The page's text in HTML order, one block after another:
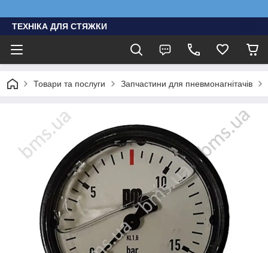
ТЕХНІКА ДЛЯ СТЯЖКИ
Товари та послуги Запчастини для пневмонагнітачів